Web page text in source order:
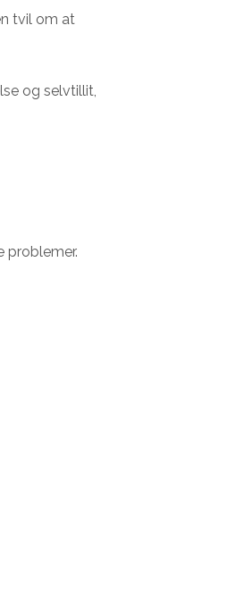
tvil om at
og selvtillit,
problemer.